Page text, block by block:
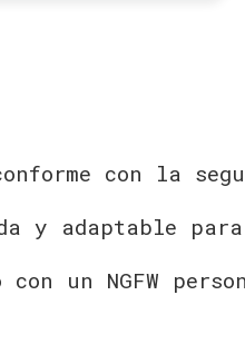
con la
y adaptable
con un NGFW